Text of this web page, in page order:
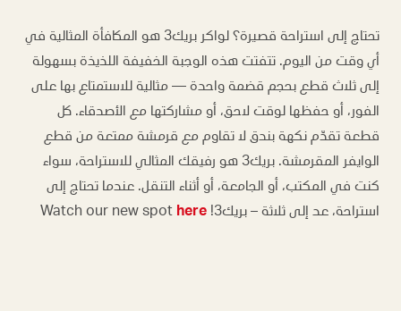
تحتاج إلى استراحة قصيرة؟ لواكر بريك3 هو المكافأة المثالية في
أي وقت من اليوم. تتفتت هذه الوجبة الخفيفة اللذيذة بسهولة
إلى ثلاث قطع بحجم قضمة واحدة — مثالية للاستمتاع بها على
الفور، أو حفظها لوقت لاحق، أو مشاركتها مع الأصدقاء. كل
قطعة تقدّم نكهة بندق لا تقاوم مع قرمشة ممتعة من قطع
الوايفر المقرمشة. بريك3 هو رفيقك المثالي للاستراحة، سواء
كنت في المكتب، أو الجامعة، أو أثناء التنقل. عندما تحتاج إلى
استراحة، عد إلى ثلاثة – بريك3! Watch our new spot
here